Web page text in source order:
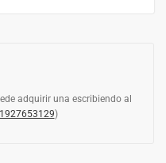
adquirir una escribiendo al
)